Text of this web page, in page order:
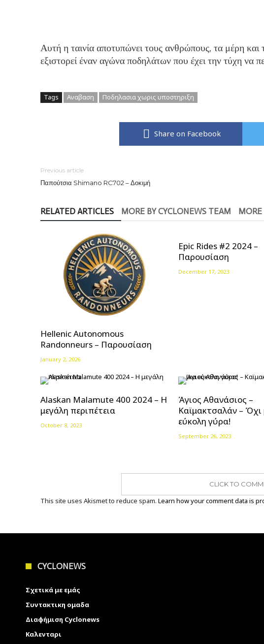
Αυτή η ταινία αποτυπώνει τους ανθρώπους, τα μέρη
εξιστορεί έναν αγώνα ποδηλάτων που έχει την τύχη να
Tags Αναβαση Ποδηλασια χωρις υποστηριξη
Share on Facebook
Previous article
Παπούτσια Shimano RC702 – Δοκιμή
RELATED ARTICLES MORE BY CYCLONEWS TEAM
Hellenic Autonomous
Randonneurs – Παρουσίαση
January 2, 2026
Epic Rides #2 2024 –
Παρουσίαση
December 17, 2023
Alaskan Malamute 400 2024 – Η
μεγάλη περιπέτεια
October 8, 2023
Άγιος Αθανάσιος –
Καϊμακτσαλάν – Όχι
εύκολη γύρα!
September 26, 2023
CLICK TO
This site uses Akismet to reduce spam. Learn how your comment data is
CYCLONEWS
Σχετικά με εμάς
Συντακτικη ομαδα
Διαφήμιση Cyclonews
Καλενταρι